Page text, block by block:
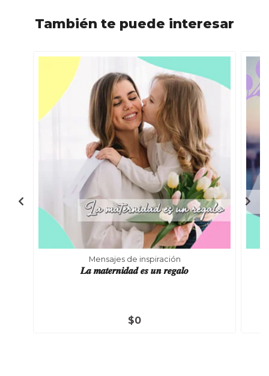
También te puede interesar
Mensajes de inspiración
𝑳𝒂 𝒎𝒂𝒕𝒆𝒓𝒏𝒊𝒅𝒂𝒅 𝒆𝒔 𝒖𝒏 𝒓𝒆𝒈𝒂𝒍𝒐
$0